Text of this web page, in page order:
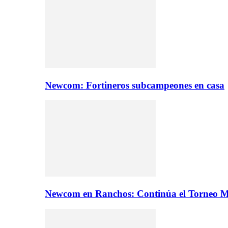
Newcom: Fortineros subcampeones en casa
Newcom en Ranchos: Continúa el Torneo